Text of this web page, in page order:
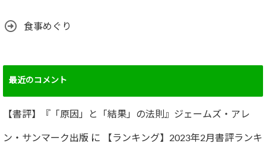
食事めぐり
最近のコメント
【書評】『「原因」と「結果」の法則』ジェームズ・アレ
ン・サンマーク出版 に 【ランキング】2023年2月書評ランキ